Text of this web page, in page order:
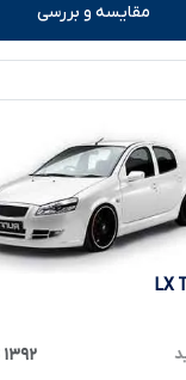
مقایسه و بررسی
۱۳۹۲ تا ۱۳۹۹